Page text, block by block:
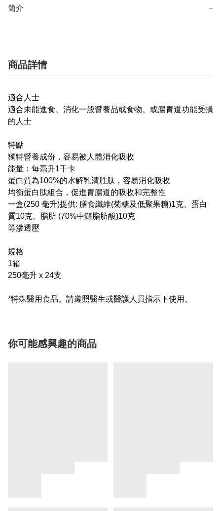
簡介 −
商品詳情
適合人士
適合未能進食、消化一般營養品或食物、或腸胃道功能受損
的人士
特點
獨特營養成份，容易被人體消化吸收
能量：每毫升1千卡
蛋白質為100%的水解乳清胜肽，容易消化吸收
均衡蛋白肽組合，促進胃腸道的吸收和完整性
一盒(250 毫升)提供: 膳食纖維(菊糖及低聚果糖)1克、蛋白
質10克、脂肪 (70%中鏈脂肪酸)10克
等滲透壓
規格
1箱
250毫升 x 24支
*特殊醫用食品。請遵照醫生或醫護人員指示下使用。
你可能感興趣的商品